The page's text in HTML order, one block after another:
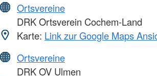
Ortsvereine
DRK Ortsverein Cochem-Land
Karte: Link zur Google Maps
Ortsvereine
DRK OV Ulmen